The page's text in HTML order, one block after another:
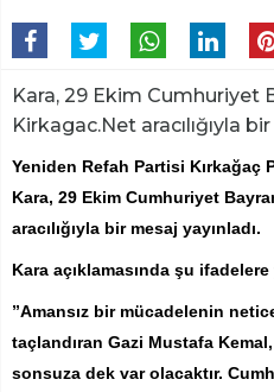
Kara, 29 Ekim Cumhuriyet
Kirkagac.Net aracılığıyla
Yeniden Refah Partisi Kırkağaç
Kara, 29 Ekim Cumhuriyet
aracılığıyla bir mesaj yayınladı.
Kara açıklamasında şu
”Amansız bir mücadelenin
taçlandıran Gazi Mustafa
sonsuza dek var olacaktır.